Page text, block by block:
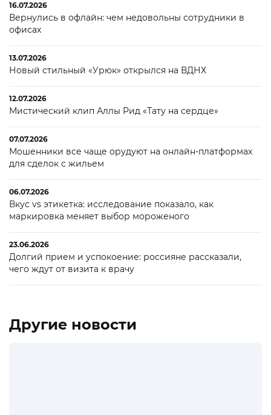
16.07.2026
Вернулись в офлайн: чем недовольны сотрудники в
офисах
13.07.2026
Новый стильный «Урюк» открылся на ВДНХ
12.07.2026
Мистический клип Аллы Рид «Тату на сердце»
07.07.2026
Мошенники все чаще орудуют на онлайн-платформах
для сделок с жильем
06.07.2026
Вкус vs этикетка: исследование показало, как
маркировка меняет выбор мороженого
23.06.2026
Долгий прием и успокоение: россияне рассказали,
чего ждут от визита к врачу
Другие новости